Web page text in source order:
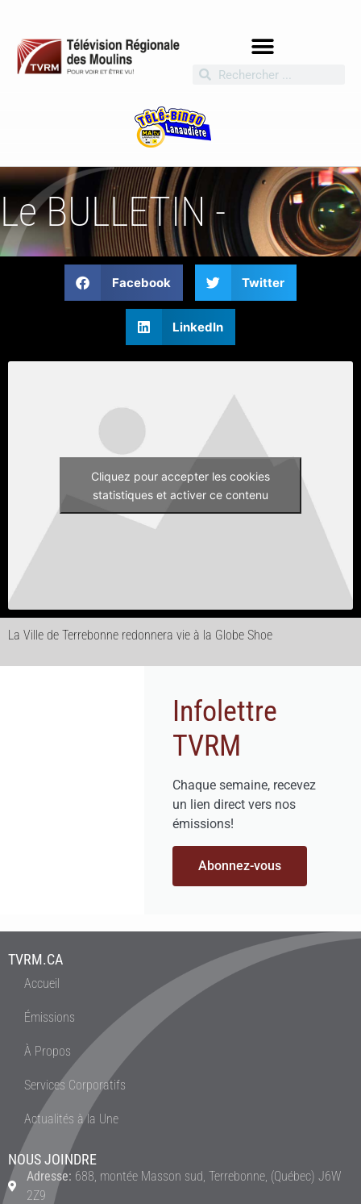
Le BULLETIN -
Facebook Twitter
LinkedIn
Cliquez pour accepter les cookies
statistiques et activer ce contenu
La Ville de Terrebonne redonnera vie à la Globe Shoe
Infolettre
TVRM
Chaque semaine, recevez
un lien direct vers nos
émissions!
Abonnez-vous
TVRM.CA
Accueil
Émissions
À Propos
Services Corporatifs
Actualités à la Une
NOUS JOINDRE
Adresse: 688, montée Masson sud, Terrebonne, (Québec) J6W
2Z9